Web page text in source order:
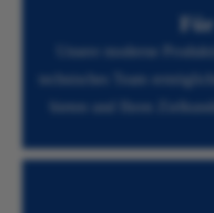
Unsere moderne
bieten und Ihren